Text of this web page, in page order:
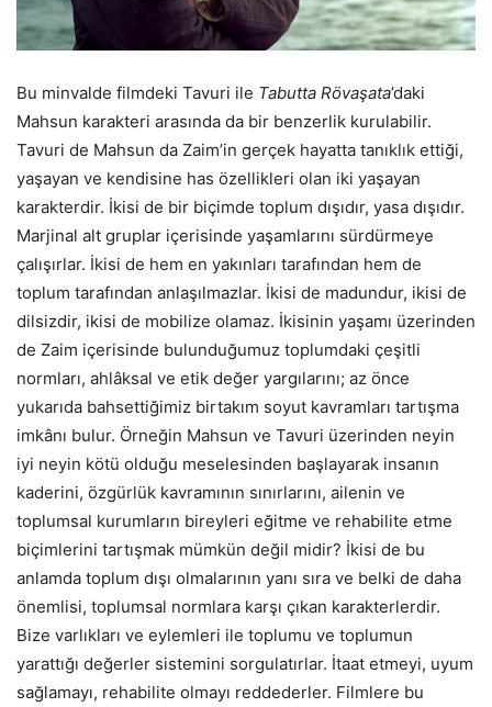
Bu minvalde filmdeki Tavuri ile Tabutta Rövaşata’daki
Mahsun karakteri arasında da bir benzerlik kurulabilir.
Tavuri de Mahsun da Zaim’in gerçek hayatta tanıklık ettiği,
yaşayan ve kendisine has özellikleri olan iki yaşayan
karakterdir. İkisi de bir biçimde toplum dışıdır, yasa dışıdır.
Marjinal alt gruplar içerisinde yaşamlarını sürdürmeye
çalışırlar. İkisi de hem en yakınları tarafından hem de
toplum tarafından anlaşılmazlar. İkisi de madundur, ikisi de
dilsizdir, ikisi de mobilize olamaz. İkisinin yaşamı üzerinden
de Zaim içerisinde bulunduğumuz toplumdaki çeşitli
normları, ahlâksal ve etik değer yargılarını; az önce
yukarıda bahsettiğimiz birtakım soyut kavramları tartışma
imkânı bulur. Örneğin Mahsun ve Tavuri üzerinden neyin
iyi neyin kötü olduğu meselesinden başlayarak insanın
kaderini, özgürlük kavramının sınırlarını, ailenin ve
toplumsal kurumların bireyleri eğitme ve rehabilite etme
biçimlerini tartışmak mümkün değil midir? İkisi de bu
anlamda toplum dışı olmalarının yanı sıra ve belki de daha
önemlisi, toplumsal normlara karşı çıkan karakterlerdir.
Bize varlıkları ve eylemleri ile toplumu ve toplumun
yarattığı değerler sistemini sorgulatırlar. İtaat etmeyi, uyum
sağlamayı, rehabilite olmayı reddederler. Filmlere bu